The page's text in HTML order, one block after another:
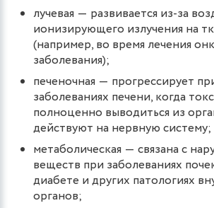
лучевая ― развивается из-за
ионизирующего излучения на
(например, во время лечения
заболевания);
печеночная ― прогрессирует
заболеваниях печени, когда
полноценно выводиться из
действуют на нервную систему;
метаболическая ― связана с
веществ при заболеваниях
диабете и других патологиях
органов;